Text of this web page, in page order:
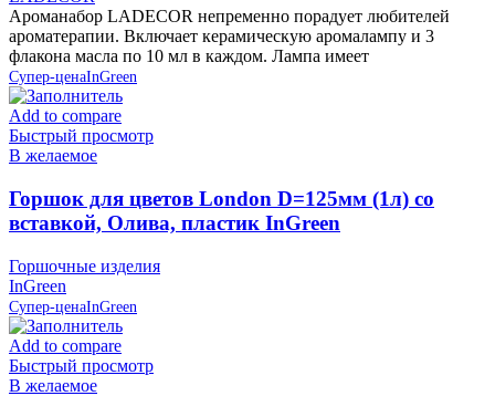
Ароманабор LADECOR непременно порадует любителей
ароматерапии. Включает керамическую аромалампу и 3
флакона масла по 10 мл в каждом. Лампа имеет
Супер-ценаInGreen
Add to compare
Быстрый просмотр
В желаемое
Горшок для цветов London D=125мм (1л) со
вставкой, Олива, пластик InGreen
Горшочные изделия
InGreen
Супер-ценаInGreen
Add to compare
Быстрый просмотр
В желаемое